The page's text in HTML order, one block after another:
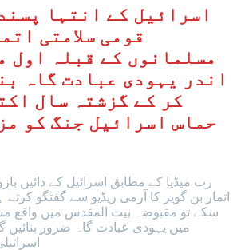
اسرائیل کے انتہا
قومی سلامتی
مسلمانوں کے قبلہ اول
اندر یہودی عبادت گاہ
کر کے گزشتہ سال
حماس اسرائیل جنگ کو
رب میڈیا کے مطابق اسرائیل کے دائیں
اتمار بن گویر کا آرمی ریڈیو سے گفتگو کرتے
سکے تو مقبوضہ بیت المقدس میں واقع
میں یہودی عبادت گاہ ضرور